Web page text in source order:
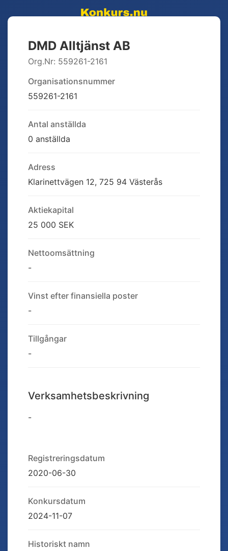
DMD Alltjänst AB
Org.Nr: 559261-2161
Organisationsnummer
559261-2161
Antal anställda
0 anställda
Adress
Klarinettvägen 12, 725 94 Västerås
Aktiekapital
25 000 SEK
Nettoomsättning
-
Vinst efter finansiella poster
-
Tillgångar
-
Verksamhetsbeskrivning
-
Registreringsdatum
2020-06-30
Konkursdatum
2024-11-07
Historiskt namn